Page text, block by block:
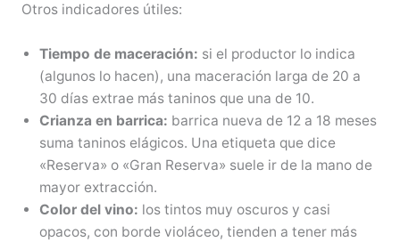
Otros indicadores útiles:
Tiempo de maceración: si el productor lo indica
(algunos lo hacen), una maceración larga de 20 a
30 días extrae más taninos que una de 10.
Crianza en barrica: barrica nueva de 12 a 18 meses
suma taninos elágicos. Una etiqueta que dice
«Reserva» o «Gran Reserva» suele ir de la mano de
mayor extracción.
Color del vino: los tintos muy oscuros y casi
opacos, con borde violáceo, tienden a tener más